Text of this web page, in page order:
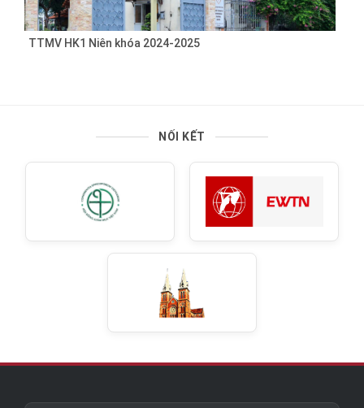
TTMV HK1 Niên khóa 2024-2025
NỐI KẾT